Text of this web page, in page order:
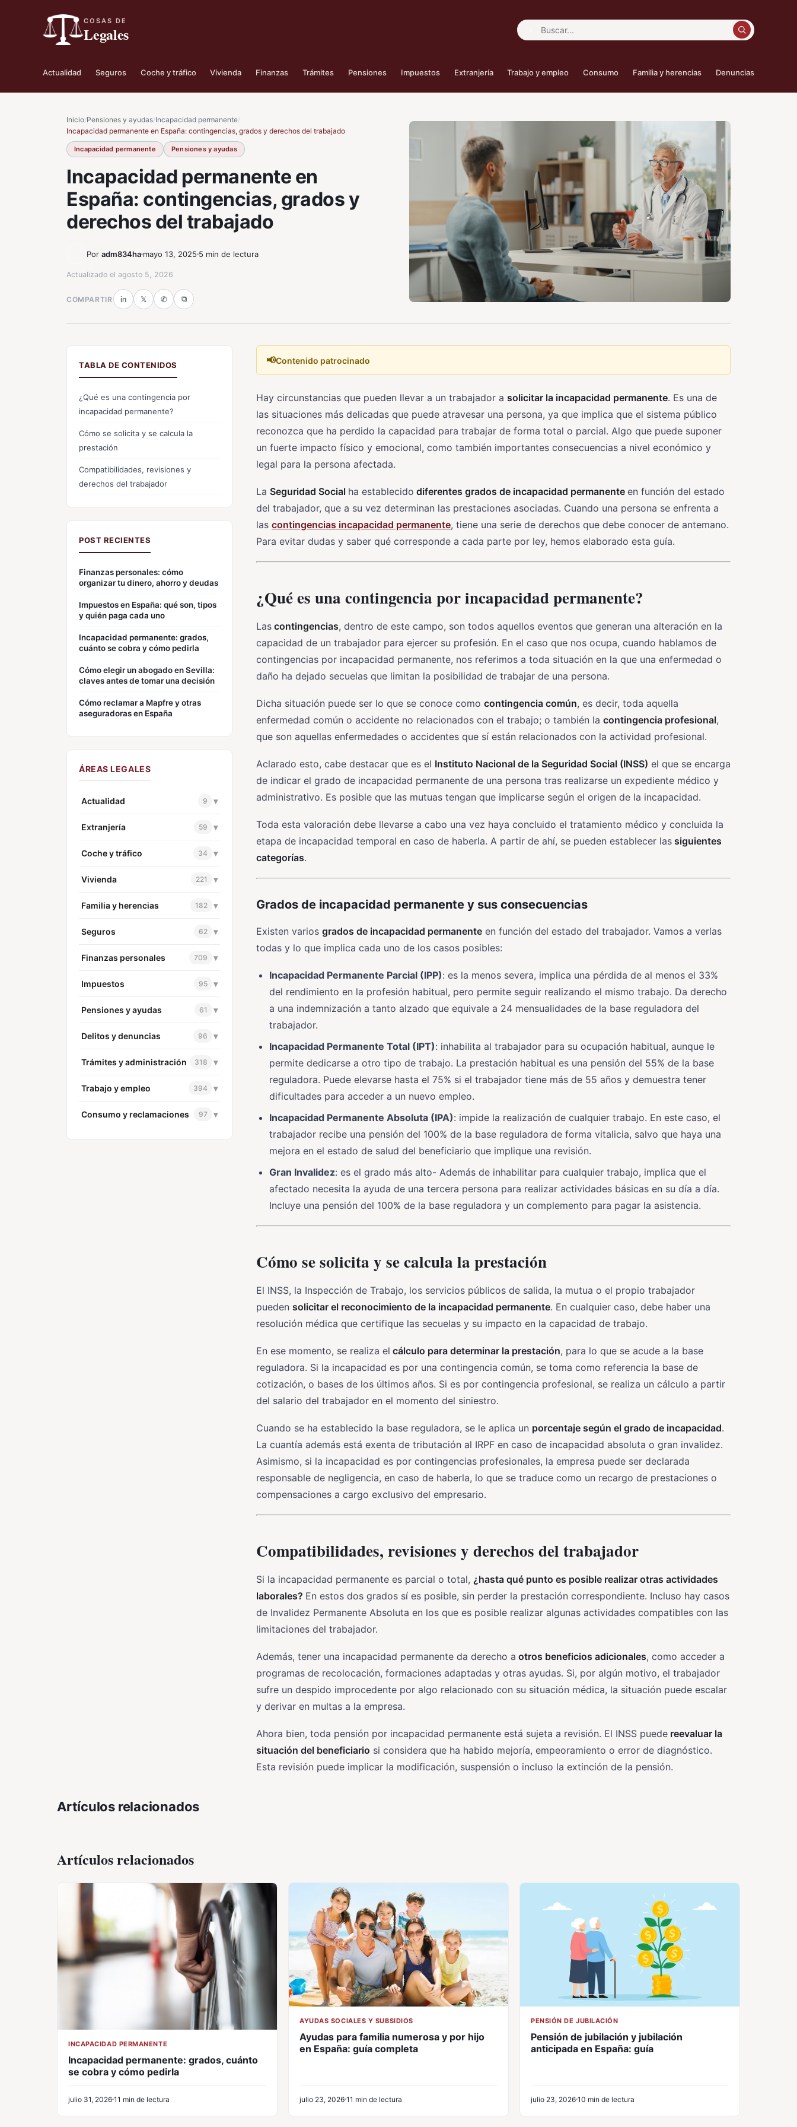
COSAS DE
Legales Buscar:
Actualidad Seguros Coche y tráfico Vivienda Finanzas Trámites Pensiones Impuestos Extranjería Trabajo y empleo Consumo Familia y herencias Denuncias
Inicio/Pensiones y ayudas/Incapacidad permanente/
Incapacidad permanente en España: contingencias, grados y derechos del trabajado
Incapacidad permanente Pensiones y ayudas
Incapacidad permanente en
España: contingencias, grados y
derechos del trabajado
Por adm834ha mayo 13, 2025 5 min de lectura
Actualizado el agosto 5, 2026
COMPARTIR in 𝕏 ✆ ⧉
TABLA DE CONTENIDOS
¿Qué es una contingencia por
incapacidad permanente?
Cómo se solicita y se calcula la
prestación
Compatibilidades, revisiones y
derechos del trabajador
POST RECIENTES
Finanzas personales: cómo
organizar tu dinero, ahorro y deudas
Impuestos en España: qué son, tipos
y quién paga cada uno
Incapacidad permanente: grados,
cuánto se cobra y cómo pedirla
Cómo elegir un abogado en Sevilla:
claves antes de tomar una decisión
Cómo reclamar a Mapfre y otras
aseguradoras en España
ÁREAS LEGALES
Actualidad 9 ▾
Extranjería 59 ▾
Coche y tráfico 34 ▾
Vivienda 221 ▾
Familia y herencias 182 ▾
Seguros 62 ▾
Finanzas personales 709 ▾
Impuestos 95 ▾
Pensiones y ayudas 61 ▾
Delitos y denuncias 96 ▾
Trámites y administración 318 ▾
Trabajo y empleo 394 ▾
Consumo y reclamaciones 97 ▾
📢Contenido patrocinado
Hay circunstancias que pueden llevar a un trabajador a solicitar la incapacidad permanente. Es una de
las situaciones más delicadas que puede atravesar una persona, ya que implica que el sistema público
reconozca que ha perdido la capacidad para trabajar de forma total o parcial. Algo que puede suponer
un fuerte impacto físico y emocional, como también importantes consecuencias a nivel económico y
legal para la persona afectada.
La Seguridad Social ha establecido diferentes grados de incapacidad permanente en función del estado
del trabajador, que a su vez determinan las prestaciones asociadas. Cuando una persona se enfrenta a
las contingencias incapacidad permanente, tiene una serie de derechos que debe conocer de antemano.
Para evitar dudas y saber qué corresponde a cada parte por ley, hemos elaborado esta guía.
¿Qué es una contingencia por incapacidad permanente?
Las contingencias, dentro de este campo, son todos aquellos eventos que generan una alteración en la
capacidad de un trabajador para ejercer su profesión. En el caso que nos ocupa, cuando hablamos de
contingencias por incapacidad permanente, nos referimos a toda situación en la que una enfermedad o
daño ha dejado secuelas que limitan la posibilidad de trabajar de una persona.
Dicha situación puede ser lo que se conoce como contingencia común, es decir, toda aquella
enfermedad común o accidente no relacionados con el trabajo; o también la contingencia profesional,
que son aquellas enfermedades o accidentes que sí están relacionados con la actividad profesional.
Aclarado esto, cabe destacar que es el Instituto Nacional de la Seguridad Social (INSS) el que se encarga
de indicar el grado de incapacidad permanente de una persona tras realizarse un expediente médico y
administrativo. Es posible que las mutuas tengan que implicarse según el origen de la incapacidad.
Toda esta valoración debe llevarse a cabo una vez haya concluido el tratamiento médico y concluida la
etapa de incapacidad temporal en caso de haberla. A partir de ahí, se pueden establecer las siguientes
categorías.
Grados de incapacidad permanente y sus consecuencias
Existen varios grados de incapacidad permanente en función del estado del trabajador. Vamos a verlas
todas y lo que implica cada uno de los casos posibles:
Incapacidad Permanente Parcial (IPP): es la menos severa, implica una pérdida de al menos el 33%
del rendimiento en la profesión habitual, pero permite seguir realizando el mismo trabajo. Da derecho
a una indemnización a tanto alzado que equivale a 24 mensualidades de la base reguladora del
trabajador.
Incapacidad Permanente Total (IPT): inhabilita al trabajador para su ocupación habitual, aunque le
permite dedicarse a otro tipo de trabajo. La prestación habitual es una pensión del 55% de la base
reguladora. Puede elevarse hasta el 75% si el trabajador tiene más de 55 años y demuestra tener
dificultades para acceder a un nuevo empleo.
Incapacidad Permanente Absoluta (IPA): impide la realización de cualquier trabajo. En este caso, el
trabajador recibe una pensión del 100% de la base reguladora de forma vitalicia, salvo que haya una
mejora en el estado de salud del beneficiario que implique una revisión.
Gran Invalidez: es el grado más alto- Además de inhabilitar para cualquier trabajo, implica que el
afectado necesita la ayuda de una tercera persona para realizar actividades básicas en su día a día.
Incluye una pensión del 100% de la base reguladora y un complemento para pagar la asistencia.
Cómo se solicita y se calcula la prestación
El INSS, la Inspección de Trabajo, los servicios públicos de salida, la mutua o el propio trabajador
pueden solicitar el reconocimiento de la incapacidad permanente. En cualquier caso, debe haber una
resolución médica que certifique las secuelas y su impacto en la capacidad de trabajo.
En ese momento, se realiza el cálculo para determinar la prestación, para lo que se acude a la base
reguladora. Si la incapacidad es por una contingencia común, se toma como referencia la base de
cotización, o bases de los últimos años. Si es por contingencia profesional, se realiza un cálculo a partir
del salario del trabajador en el momento del siniestro.
Cuando se ha establecido la base reguladora, se le aplica un porcentaje según el grado de incapacidad.
La cuantía además está exenta de tributación al IRPF en caso de incapacidad absoluta o gran invalidez.
Asimismo, si la incapacidad es por contingencias profesionales, la empresa puede ser declarada
responsable de negligencia, en caso de haberla, lo que se traduce como un recargo de prestaciones o
compensaciones a cargo exclusivo del empresario.
Compatibilidades, revisiones y derechos del trabajador
Si la incapacidad permanente es parcial o total, ¿hasta qué punto es posible realizar otras actividades
laborales? En estos dos grados sí es posible, sin perder la prestación correspondiente. Incluso hay casos
de Invalidez Permanente Absoluta en los que es posible realizar algunas actividades compatibles con las
limitaciones del trabajador.
Además, tener una incapacidad permanente da derecho a otros beneficios adicionales, como acceder a
programas de recolocación, formaciones adaptadas y otras ayudas. Si, por algún motivo, el trabajador
sufre un despido improcedente por algo relacionado con su situación médica, la situación puede escalar
y derivar en multas a la empresa.
Ahora bien, toda pensión por incapacidad permanente está sujeta a revisión. El INSS puede reevaluar la
situación del beneficiario si considera que ha habido mejoría, empeoramiento o error de diagnóstico.
Esta revisión puede implicar la modificación, suspensión o incluso la extinción de la pensión.
Artículos relacionados
Artículos relacionados
INCAPACIDAD PERMANENTE
Incapacidad permanente: grados, cuánto
se cobra y cómo pedirla
julio 31, 2026 11 min de lectura
AYUDAS SOCIALES Y SUBSIDIOS
Ayudas para familia numerosa y por hijo
en España: guía completa
julio 23, 2026 11 min de lectura
PENSIÓN DE JUBILACIÓN
Pensión de jubilación y jubilación
anticipada en España: guía
julio 23, 2026 10 min de lectura